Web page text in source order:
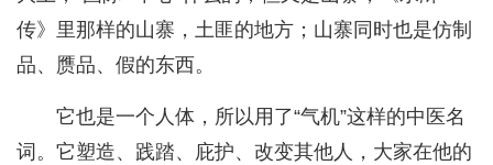
传》里那样的山寨，土匪的地方；山寨同时也是仿制
品、赝品、假的东西。
它也是一个人体，所以用了“气机”这样的中医名
词。它塑造、践踏、庇护、改变其他人，大家在他的